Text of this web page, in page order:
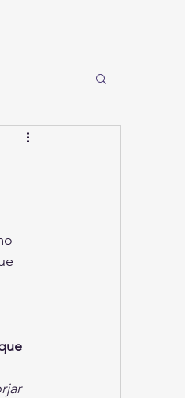
Torreón
la Historia